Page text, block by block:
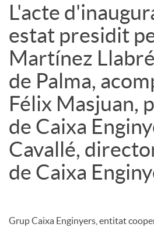
L'acte
estat presidit
Martínez
de Palma,
Félix Masjuan,
de Caixa
Cavallé,
de Caixa
Grup Caixa Enginyers, entitat